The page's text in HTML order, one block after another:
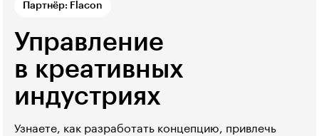
Партнёр: Flacon
Управление
в креативных
индустриях
Узнаете, как разработать концепцию, привлечь